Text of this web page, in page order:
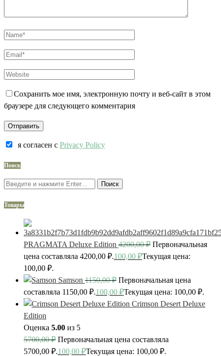
Сохранить мое имя, электронную почту и веб-сайт в этом
браузере для следующего комментария
я согласен c Privacy Policy
Поиск
Поиск
Товары
PRAGMATA Deluxe Edition 4200,00₽ Первоначальная
цена составляла 4200,00 ₽.100,00 ₽Текущая цена:
100,00 ₽.
Samson 1150,00₽ Первоначальная цена
составляла 1150,00 ₽.100,00 ₽Текущая цена: 100,00 ₽.
Crimson Desert Deluxe
Edition
Оценка 5.00 из 5
5700,00₽ Первоначальная цена составляла
5700,00 ₽.100,00 ₽Текущая цена: 100,00 ₽.